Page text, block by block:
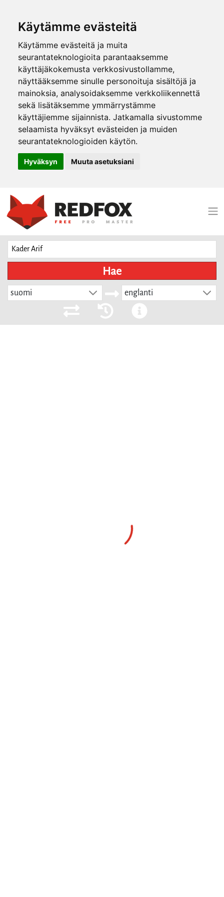
Käytämme evästeitä
Käytämme evästeitä ja muita
seurantateknologioita parantaaksemme
käyttäjäkokemusta verkkosivustollamme,
näyttääksemme sinulle personoituja sisältöjä ja
mainoksia, analysoidaksemme verkkoliikennettä
sekä lisätäksemme ymmärrystämme
käyttäjiemme sijainnista. Jatkamalla sivustomme
selaamista hyväksyt evästeiden ja muiden
seurantateknologioiden käytön.
Hyväksyn Muuta asetuksiani
Hae
suomi englanti